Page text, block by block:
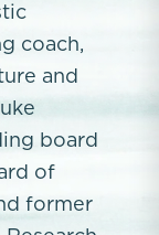
coach,
and
board
of
former